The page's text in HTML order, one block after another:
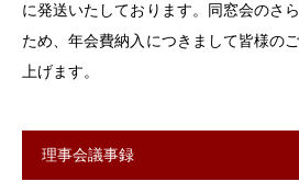
に発送いたしております。同窓会のさ
ため、年会費納入につきまして皆様の
上げます。
理事会議事録